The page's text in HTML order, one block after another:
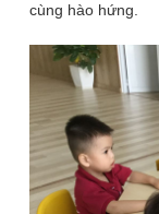
cùng hào hứng.